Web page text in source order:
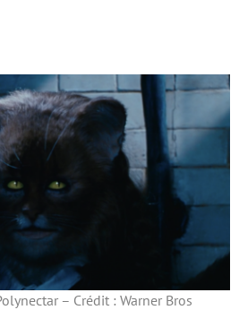
– Crédit : Warner Bros